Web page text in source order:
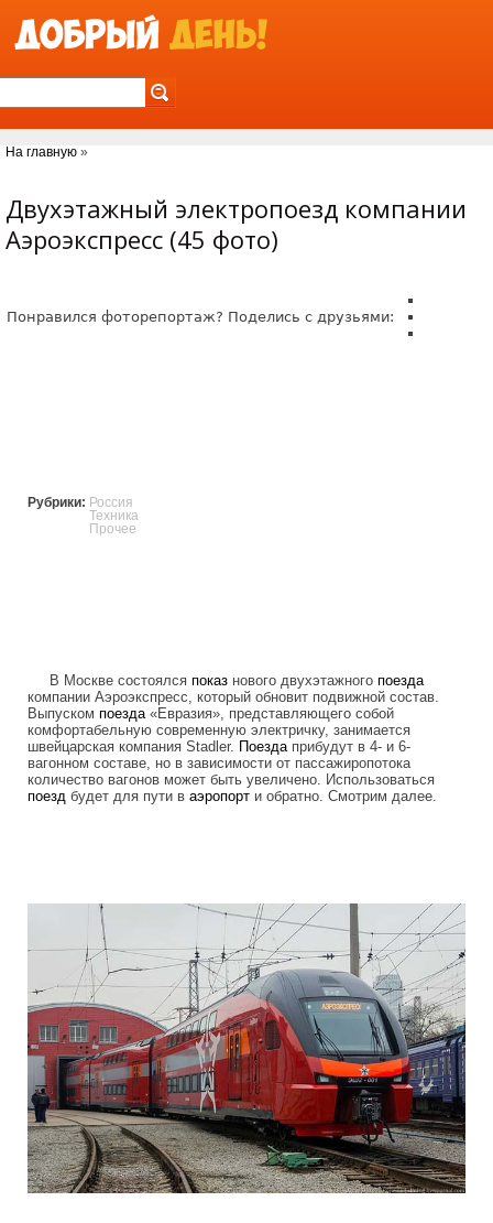
На главную »
Двухэтажный электропоезд компании
Аэроэкспресс (45 фото)
Понравился фоторепортаж? Поделись с друзьями:
Рубрики: Россия
Техника
Прочее
В Москве состоялся показ нового двухэтажного поезда
компании Аэроэкспресс, который обновит подвижной состав.
Выпуском поезда «Евразия», представляющего собой
комфортабельную современную электричку, занимается
швейцарская компания Stadler. Поезда прибудут в 4- и 6-
вагонном составе, но в зависимости от пассажиропотока
количество вагонов может быть увеличено. Использоваться
поезд будет для пути в аэропорт и обратно. Смотрим далее.